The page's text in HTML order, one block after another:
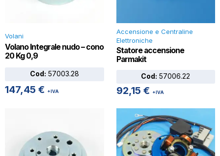
Volani
Volano Integrale nudo – cono
20 Kg 0,9
Cod: 57003.28
147,45 € +IVA
Accensione e Centraline
Elettroniche
Statore accensione
Parmakit
Cod: 57006.22
92,15 € +IVA